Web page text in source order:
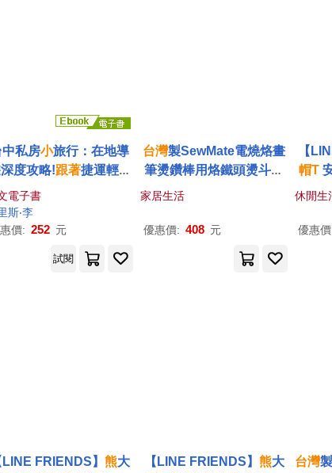
中私房小旅行：在地導
度攻略!跟著捷運輕鬆
遊，人氣景點、絕品美
、藝文散策，半日&一
樣玩就對了! (電子書)
電子書
斯‧李
價: 252 元
台灣製SewMate電燒烙畫
筆燙鑽棒用烙鐵頭燙斗燙
頭DW-AW01-
適DW-AW03)
家居生活
優惠價: 408 元
【
帽T
休閒生
優惠
試閱
LINE FRIENDS】 熊大
【LINE FRIENDS】 熊大
台灣